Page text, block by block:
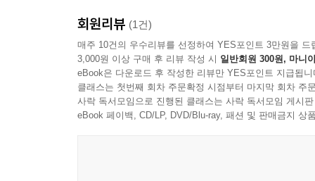
회원리뷰 (1건)
매주 10건의 우수리뷰를 선정하여 YES포인트 3만원을 드
3,000원 이상 구매 후 리뷰 작성 시 일반회원 300원, 마니
eBook은 다운로드 후 작성한 리뷰만 YES포인트 지급됩니
클래스는 첫번째 회차 주문확정 시점부터 마지막 회차 주
사락 독서모임으로 진행된 클래스는 사락 독서모임 게시
eBook 페이백, CD/LP, DVD/Blu-ray, 패션 및 판매금지 상